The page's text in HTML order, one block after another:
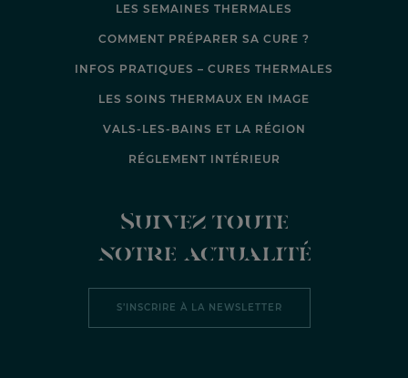
LES SEMAINES THERMALES
COMMENT PRÉPARER SA CURE ?
INFOS PRATIQUES – CURES THERMALES
LES SOINS THERMAUX EN IMAGE
VALS-LES-BAINS ET LA RÉGION
RÉGLEMENT INTÉRIEUR
Suivez toute
notre actualité
S’INSCRIRE À LA NEWSLETTER